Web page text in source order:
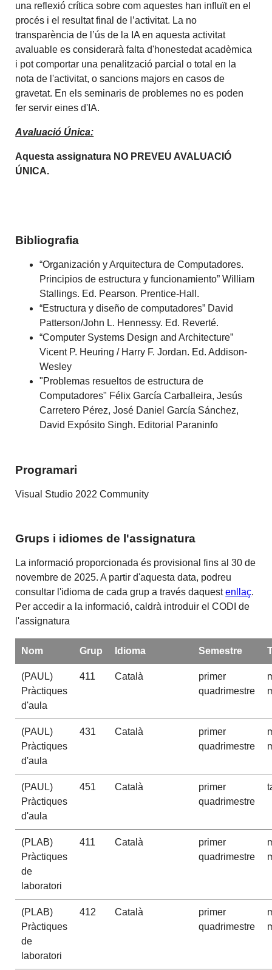
una reflexió crítica sobre com aquestes han influït en el
procés i el resultat final de l’activitat. La no
transparència de l’ús de la IA en aquesta activitat
avaluable es considerarà falta d'honestedat acadèmica
i pot comportar una penalització parcial o total en la
nota de l'activitat, o sancions majors en casos de
gravetat. En els seminaris de problemes no es poden
fer servir eines d'IA.
Avaluació Única:
Aquesta assignatura NO PREVEU AVALUACIÓ
ÚNICA.
Bibliografia
“Organización y Arquitectura de Computadores.
Principios de estructura y funcionamiento” William
Stallings. Ed. Pearson. Prentice-Hall.
“Estructura y diseño de computadores” David
Patterson/John L. Hennessy. Ed. Reverté.
“Computer Systems Design and Architecture”
Vicent P. Heuring / Harry F. Jordan. Ed. Addison-
Wesley
"Problemas resueltos de estructura de
Computadores" Félix García Carballeira, Jesús
Carretero Pérez, José Daniel García Sánchez,
David Expósito Singh. Editorial Paraninfo
Programari
Visual Studio 2022 Community
Grups i idiomes de l'assignatura
La informació proporcionada és provisional fins al 30 de
novembre de 2025. A partir d'aquesta data, podreu
consultar l'idioma de cada grup a través daquestenllaç.
Per accedir a la informació, caldrà introduir el CODI de
l'assignatura
Nom Grup Idioma Semestre
(PAUL)
Pràctiques
d'aula
411 Català
primer
quadrimestre
(PAUL)
Pràctiques
d'aula
431 Català
primer
quadrimestre
(PAUL)
Pràctiques
d'aula
451 Català
primer
quadrimestre
(PLAB)
Pràctiques
de
laboratori
411 Català
primer
quadrimestre
(PLAB)
Pràctiques
de
laboratori
412 Català
primer
quadrimestre